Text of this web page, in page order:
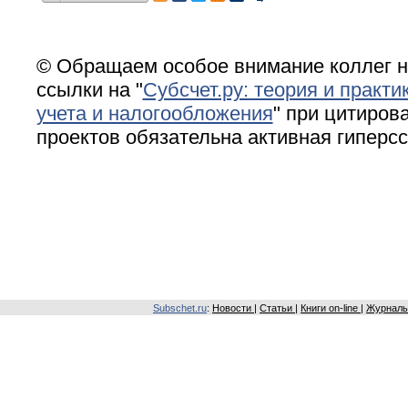
© Обращаем особое внимание коллег
ссылки на "Субсчет.ру: теория и
учета и налогообложения" при
проектов обязательна активная
Subschet.ru: Новости Статьи Книги on-line